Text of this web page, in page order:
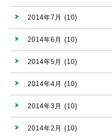
2014年7月 (10)
2014年6月 (10)
2014年5月 (10)
2014年4月 (10)
2014年3月 (10)
2014年2月 (10)